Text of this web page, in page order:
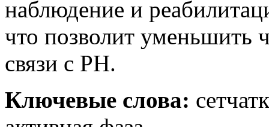
наблюдение и
что позволит уменьшить
связи с РН.
Ключевые слова: